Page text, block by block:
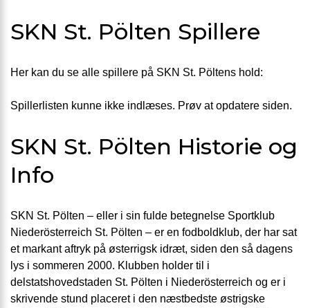
SKN St. Pölten Spillere
Her kan du se alle spillere på SKN St. Pöltens hold:
Spillerlisten kunne ikke indlæses. Prøv at opdatere siden.
SKN St. Pölten Historie og
Info
SKN St. Pölten – eller i sin fulde betegnelse Sportklub
Niederösterreich St. Pölten – er en fodboldklub, der har sat
et markant aftryk på østerrigsk idræt, siden den så dagens
lys i sommeren 2000. Klubben holder til i
delstatshovedstaden St. Pölten i Niederösterreich og er i
skrivende stund placeret i den næstbedste østrigske